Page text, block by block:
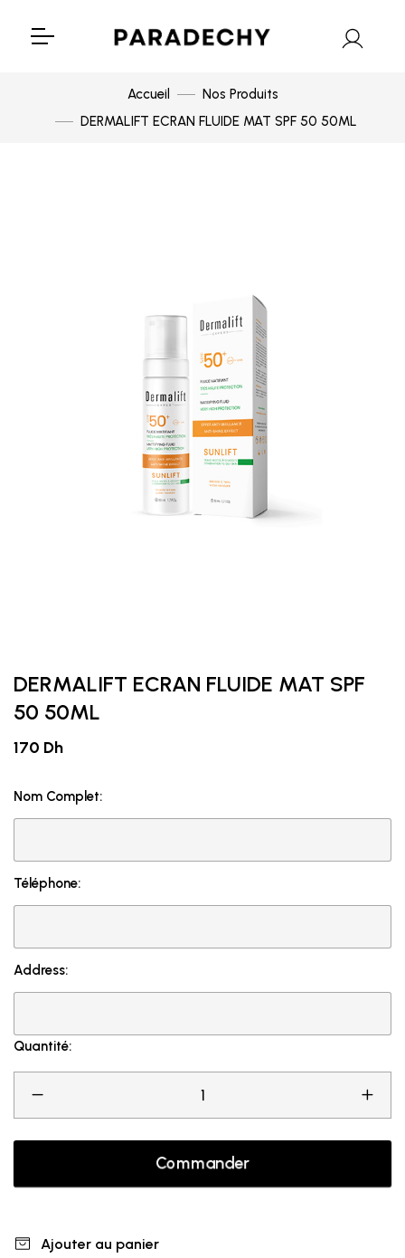
Accueil
Nos Produits
DERMALIFT ECRAN FLUIDE MAT SPF 50 50ML
DERMALIFT ECRAN FLUIDE MAT SPF
50 50ML
170 Dh
Nom Complet:
Téléphone:
Address:
Quantité:
Commander
Ajouter au panier